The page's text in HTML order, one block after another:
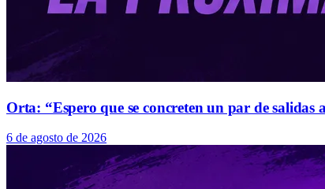
Orta: “Espero que se concreten un par de salidas
6 de agosto de 2026